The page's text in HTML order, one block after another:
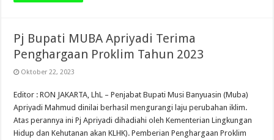
Pj Bupati MUBA Apriyadi Terima
Penghargaan Proklim Tahun 2023
Oktober 22, 2023
Editor : RON JAKARTA, LhL – Penjabat Bupati Musi Banyuasin (Muba)
Apriyadi Mahmud dinilai berhasil mengurangi laju perubahan iklim.
Atas perannya ini Pj Apriyadi dihadiahi oleh Kementerian Lingkungan
Hidup dan Kehutanan akan KLHK). Pemberian Penghargaan Proklim